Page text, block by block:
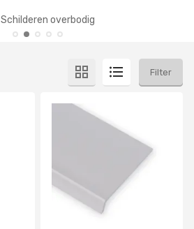
Schilderen overbodig
Filter